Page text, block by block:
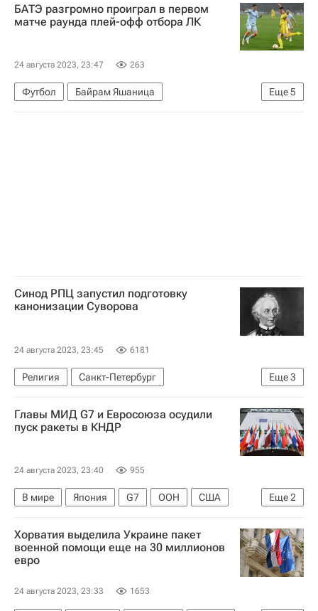
БАТЭ разгромно проиграл в первом
матче раунда плей-офф отбора ЛК
24 августа 2023, 23:47 263
Еще5
Футбол
Байрам Яшаница
Магомед Оздоев
Денис Лаптев
БАТЭ
Синод РПЦ запустил подготовку
канонизации Суворова
24 августа 2023, 23:45 6181
Еще3
Религия
Санкт-Петербург
Владимир Легойда
Русская православная церковь
Главы МИД G7 и Евросоюза осудили
пуск ракеты в КНДР
24 августа 2023, 23:40 955
Еще2
В мире Япония G7 ООН
США
Космос - РИА Наука
Канада
Хорватия выделила Украине пакет
военной помощи еще на 30 миллионов
евро
24 августа 2023, 23:33 1653